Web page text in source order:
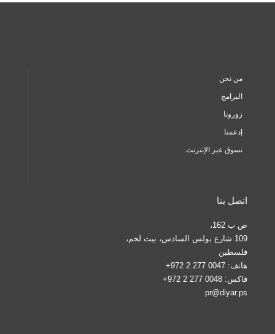
من نحن
البرامج
زورونا
إدعمنا
تسوق عبر الإنترنت
اتصل بنا
ص ب 162،
109 شارع بولس السادس، بيت لحم،
فلسطين
هاتف: 0047 277 2 972+
فاكس: 0048 277 2 972+
pr@diyar.ps